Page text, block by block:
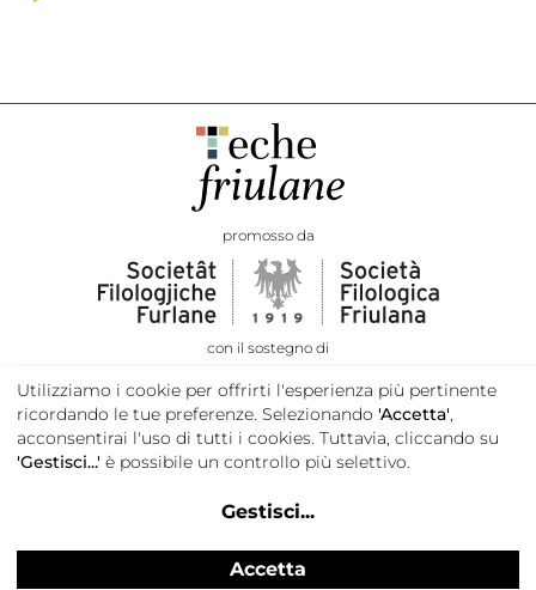
promosso da
con il sostegno di
Privacy e cookie policy
Utilizziamo i cookie per offrirti l'esperienza più pertinente
ricordando le tue preferenze. Selezionando 'Accetta',
acconsentirai l'uso di tutti i cookies. Tuttavia, cliccando su
'Gestisci...' è possibile un controllo più selettivo.
Gestisci...
Accetta